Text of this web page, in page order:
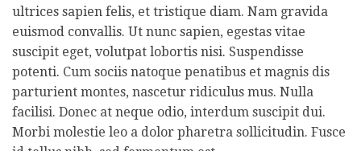
ultrices sapien felis, et tristique diam. Nam gravida
euismod convallis. Ut nunc sapien, egestas vitae
suscipit eget, volutpat lobortis nisi. Suspendisse
potenti. Cum sociis natoque penatibus et magnis dis
parturient montes, nascetur ridiculus mus. Nulla
facilisi. Donec at neque odio, interdum suscipit dui.
Morbi molestie leo a dolor pharetra sollicitudin. Fusce